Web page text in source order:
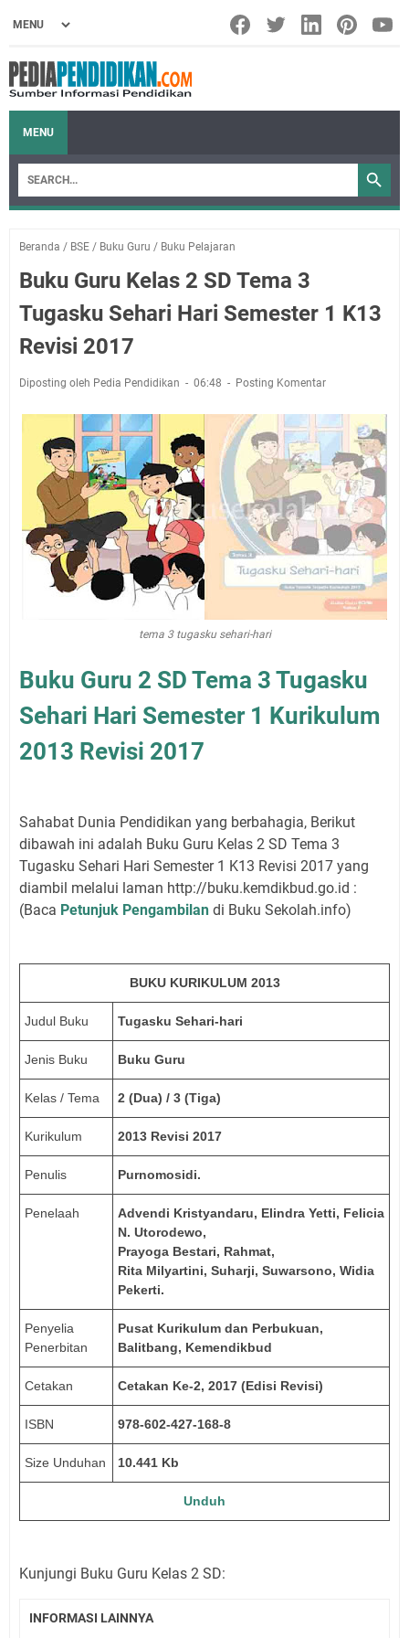
MENU
Beranda / BSE / Buku Guru / Buku Pelajaran
Buku Guru Kelas 2 SD Tema 3
Tugasku Sehari Hari Semester 1 K13
Revisi 2017
Diposting oleh Pedia Pendidikan 06:48 Posting Komentar
tema 3 tugasku sehari-hari
Buku Guru 2 SD Tema 3 Tugasku
Sehari Hari Semester 1 Kurikulum
2013 Revisi 2017
Sahabat Dunia Pendidikan yang berbahagia, Berikut
dibawah ini adalah Buku Guru Kelas 2 SD Tema 3
Tugasku Sehari Hari Semester 1 K13 Revisi 2017 yang
diambil melalui laman http://buku.kemdikbud.go.id :
(Baca Petunjuk Pengambilan di Buku Sekolah.info)
BUKU KURIKULUM 2013
Judul Buku Tugasku Sehari-hari
Jenis Buku Buku Guru
Kelas / Tema 2 (Dua) / 3 (Tiga)
Kurikulum 2013 Revisi 2017
Penulis Purnomosidi.
Penelaah
Advendi Kristyandaru, Elindra Yetti, Felicia
N. Utorodewo,
Prayoga Bestari, Rahmat,
Rita Milyartini, Suharji, Suwarsono, Widia
Pekerti.
Penyelia
Penerbitan
Pusat Kurikulum dan Perbukuan,
Balitbang, Kemendikbud
Cetakan Cetakan Ke-2, 2017 (Edisi Revisi)
ISBN 978-602-427-168-8
Size Unduhan 10.441 Kb
Unduh
Kunjungi Buku Guru Kelas 2 SD:
INFORMASI LAINNYA